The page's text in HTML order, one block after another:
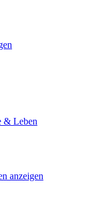
& Leben
anzeigen